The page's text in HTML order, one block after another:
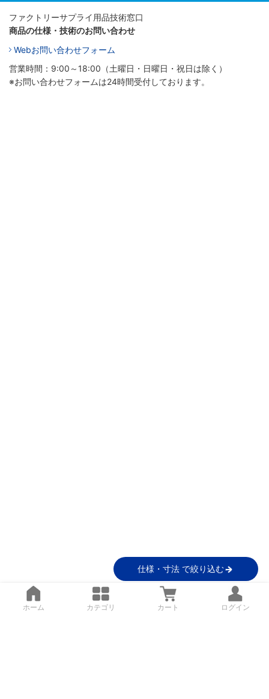
ファクトリーサプライ用品技術窓口
商品の仕様・技術のお問い合わせ
Webお問い合わせフォーム
営業時間：9:00～18:00（土曜日・日曜日・祝日は除く）
※お問い合わせフォームは24時間受付しております。
仕様・寸法 で絞り込む
ホーム カテゴリ カート ログイン